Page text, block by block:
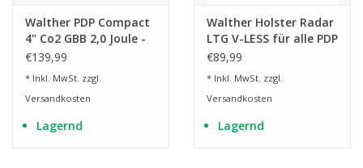
Walther PDP Compact
4" Co2 GBB 2,0 Joule -
BK
€139,99
* Inkl. MwSt. zzgl.
Versandkosten
Lagernd
Walther Holster Radar
LTG V-LESS für alle PDP
Polymer Modelle (PDP
Pro)
€89,99
* Inkl. MwSt. zzgl.
Versandkosten
Lagernd